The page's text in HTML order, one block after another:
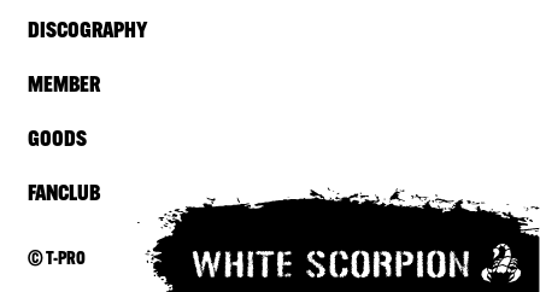
DISCOGRAPHY
MEMBER
GOODS
FANCLUB
© T-PRO